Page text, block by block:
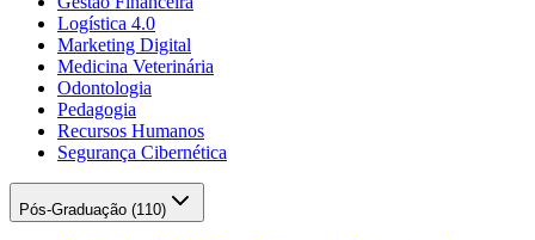
Logística 4.0
Marketing Digital
Medicina Veterinária
Odontologia
Pedagogia
Recursos Humanos
Segurança Cibernética
Pós-Graduação (110)